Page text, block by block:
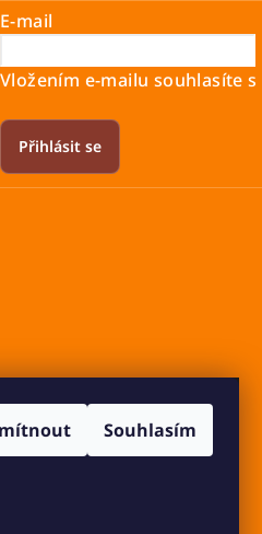
Souhlasím
E-mail
Vložením e-mailu souhlasíte s
Přihlásit se